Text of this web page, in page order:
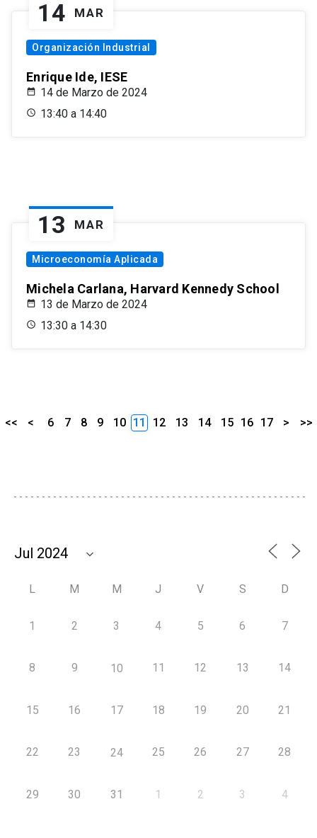
14 MAR
Organización Industrial
Enrique Ide, IESE
14 de Marzo de 2024
13:40 a 14:40
13 MAR
Microeconomía Aplicada
Michela Carlana, Harvard Kennedy School
13 de Marzo de 2024
13:30 a 14:30
<< < 6 7 8 9 10 11 12 13 14 15 16 17 > >>
L M M J V S D
1 2 3 4 5 6 7
8 9 10 11 12 13 14
15 16 17 18 19 20 21
22 23 24 25 26 27 28
29 30 31 1 2 3 4